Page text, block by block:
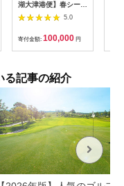
湖大津港便】春シーズ
ン先行予約権（２名様
5.0
寄付金額: 100,000 円
る記事の紹介